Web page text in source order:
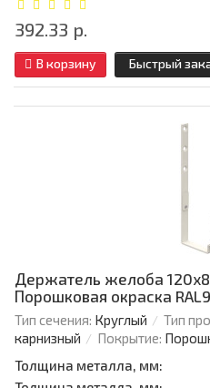
392.33 р.
В корзину Быстрый
Держатель желоба
Порошковая окраска
Тип сечения: Круглый Тип
карнизный
Покрытие:
Толщина металла, мм: